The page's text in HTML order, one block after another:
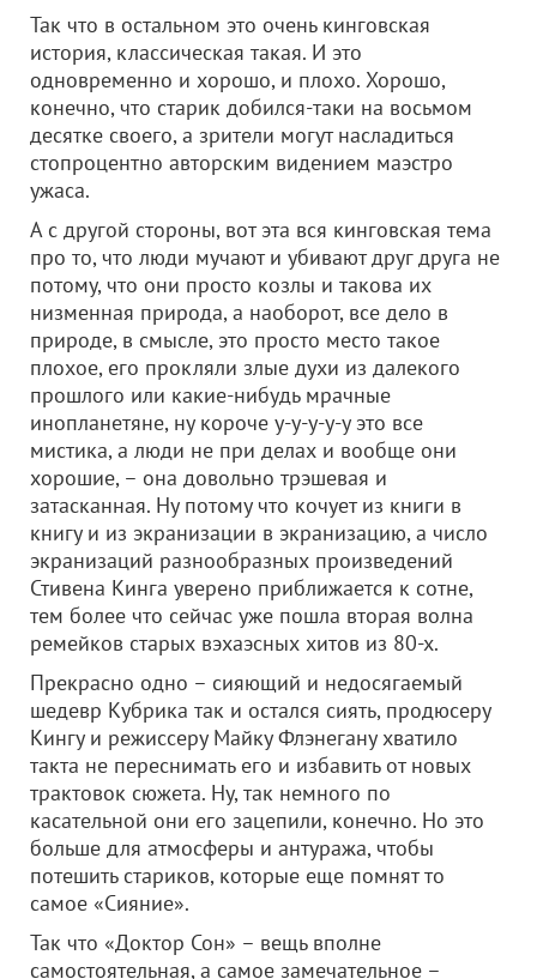
Так что в остальном это очень кинговская
история, классическая такая. И это
одновременно и хорошо, и плохо. Хорошо,
конечно, что старик добился-таки на восьмом
десятке своего, а зрители могут насладиться
стопроцентно авторским видением маэстро
ужаса.
А с другой стороны, вот эта вся кинговская тема
про то, что люди мучают и убивают друг друга не
потому, что они просто козлы и такова их
низменная природа, а наоборот, все дело в
природе, в смысле, это просто место такое
плохое, его прокляли злые духи из далекого
прошлого или какие-нибудь мрачные
инопланетяне, ну короче у-у-у-у-у это все
мистика, а люди не при делах и вообще они
хорошие, – она довольно трэшевая и
затасканная. Ну потому что кочует из книги в
книгу и из экранизации в экранизацию, а число
экранизаций разнообразных произведений
Стивена Кинга уверено приближается к сотне,
тем более что сейчас уже пошла вторая волна
ремейков старых вэхаэсных хитов из 80-х.
Прекрасно одно – сияющий и недосягаемый
шедевр Кубрика так и остался сиять, продюсеру
Кингу и режиссеру Майку Флэнегану хватило
такта не переснимать его и избавить от новых
трактовок сюжета. Ну, так немного по
касательной они его зацепили, конечно. Но это
больше для атмосферы и антуража, чтобы
потешить стариков, которые еще помнят то
самое «Сияние».
Так что «Доктор Сон» – вещь вполне
самостоятельная, а самое замечательное –